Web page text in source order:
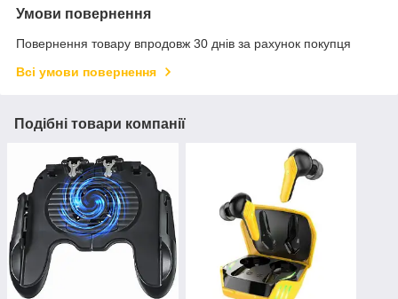
Умови повернення
Повернення товару впродовж 30 днів за рахунок покупця
Всі умови повернення
Подібні товари компанії